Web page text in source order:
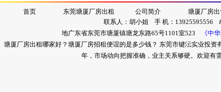
首页 东莞塘厦厂房出租 公司简介
塘厦厂房
联系人：胡小姐 手 机：13925595556
地广东省东莞市塘厦镇塘龙东路65号1101室523
《中
塘厦厂房出租哪家好？塘厦厂房招租便谊的是多少钱？ 东莞市键沄实业投
年，市场动向把握准确，业主关系够硬。欢迎有